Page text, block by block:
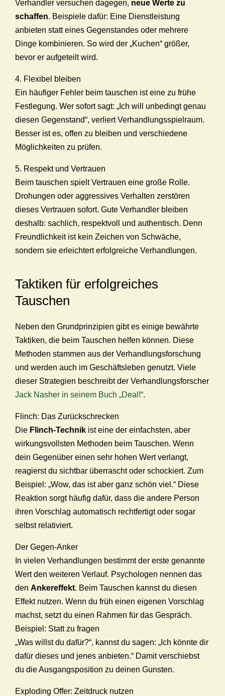
Verhandler versuchen dagegen, neue Werte zu
schaffen. Beispiele dafür: Eine Dienstleistung
anbieten statt eines Gegenstandes oder mehrere
Dinge kombinieren. So wird der „Kuchen“ größer,
bevor er aufgeteilt wird.
4. Flexibel bleiben
Ein häufiger Fehler beim tauschen ist eine zu frühe
Festlegung. Wer sofort sagt: „Ich will unbedingt genau
diesen Gegenstand“, verliert Verhandlungsspielraum.
Besser ist es, offen zu bleiben und verschiedene
Möglichkeiten zu prüfen.
5. Respekt und Vertrauen
Beim tauschen spielt Vertrauen eine große Rolle.
Drohungen oder aggressives Verhalten zerstören
dieses Vertrauen sofort. Gute Verhandler bleiben
deshalb: sachlich, respektvoll und authentisch. Denn
Freundlichkeit ist kein Zeichen von Schwäche,
sondern sie erleichtert erfolgreiche Verhandlungen.
Taktiken für erfolgreiches
Tauschen
Neben den Grundprinzipien gibt es einige bewährte
Taktiken, die beim Tauschen helfen können. Diese
Methoden stammen aus der Verhandlungsforschung
und werden auch im Geschäftsleben genutzt. Viele
dieser Strategien beschreibt der Verhandlungsforscher
Jack Nasher in seinem Buch „Deal!“.
Flinch: Das Zurückschrecken
Die Flinch-Technik ist eine der einfachsten, aber
wirkungsvollsten Methoden beim Tauschen. Wenn
dein Gegenüber einen sehr hohen Wert verlangt,
reagierst du sichtbar überrascht oder schockiert. Zum
Beispiel: „Wow, das ist aber ganz schön viel.“ Diese
Reaktion sorgt häufig dafür, dass die andere Person
ihren Vorschlag automatisch rechtfertigt oder sogar
selbst relativiert.
Der Gegen-Anker
In vielen Verhandlungen bestimmt der erste genannte
Wert den weiteren Verlauf. Psychologen nennen das
den Ankereffekt. Beim Tauschen kannst du diesen
Effekt nutzen. Wenn du früh einen eigenen Vorschlag
machst, setzt du einen Rahmen für das Gespräch.
Beispiel: Statt zu fragen
„Was willst du dafür?“, kannst du sagen: „Ich könnte dir
dafür dieses und jenes anbieten.“ Damit verschiebst
du die Ausgangsposition zu deinen Gunsten.
Exploding Offer: Zeitdruck nutzen